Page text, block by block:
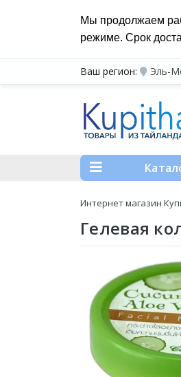
Мы продолжаем
режиме. Срок
Ваш регион: Эль-
Интернет магазин
Гелевая